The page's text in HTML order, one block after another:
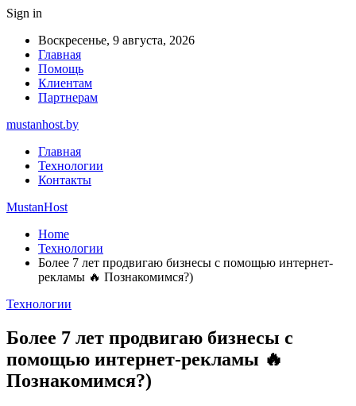
Sign in
Воскресенье, 9 августа, 2026
Главная
Помощь
Клиентам
Партнерам
mustanhost.by
Главная
Технологии
Контакты
MustanHost
Home
Технологии
Более 7 лет продвигаю бизнесы с помощью интернет-
рекламы 🔥 Познакомимся?)
Технологии
Более 7 лет продвигаю бизнесы с
помощью интернет-рекламы 🔥
Познакомимся?)